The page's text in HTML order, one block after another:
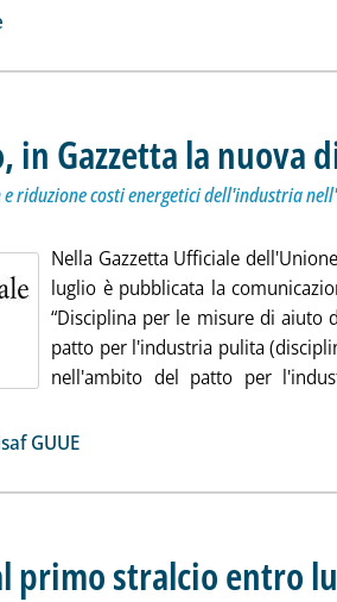
alla notizia
in Gazzetta la nuova
e riduzione costi energetici dell'industria
Nella Gazzetta Ufficiale
luglio è pubblicata la
“Disciplina per le misure di aiuto
patto per l'industria pulita
nell'ambito del patto per
alla notizia
GUUE
primo stralcio entro